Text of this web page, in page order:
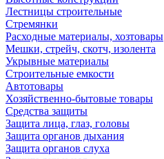
Лестницы строительные
Стремянки
Расходные материалы, хозтовары
Мешки, стрейч, скотч, изолента
Укрывные материалы
Строительные емкости
Автотовары
Хозяйственно-бытовые товары
Средства защиты
Защита лица, глаз, головы
Защита органов дыхания
Защита органов слуха